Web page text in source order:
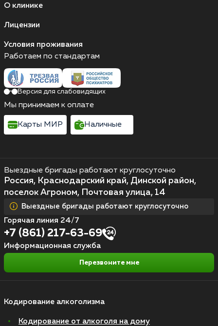
О клинике
Лицензии
Условия проживания
Кодирование алкоголизма
Кодирование от алкоголя на дому
Выездные бригады работают круглосуточно
Россия, Краснодарский край, Динской район,
поселок Агроном, Почтовая улица, 14
Выездные бригады работают круглосуточно
Горячая линия 24/7
+7 (861) 217-63-69
Информационная служба
Перезвоните мне
Работаем по стандартам
Версия для слабовидящих
Мы принимаем к оплате
Карты МИР Наличные